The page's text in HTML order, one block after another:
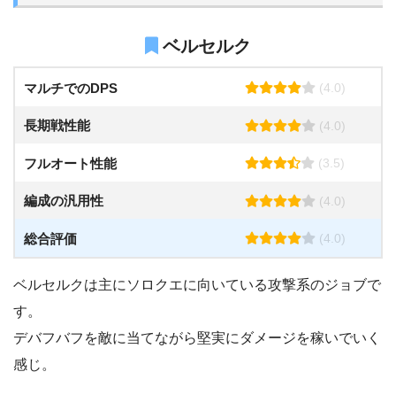
ベルセルク
マルチでのDPS (4.0)
長期戦性能 (4.0)
フルオート性能 (3.5)
編成の汎用性 (4.0)
総合評価 (4.0)
ベルセルクは主にソロクエに向いている攻撃系のジョブで
す。
デバフバフを敵に当てながら堅実にダメージを稼いでいく
感じ。